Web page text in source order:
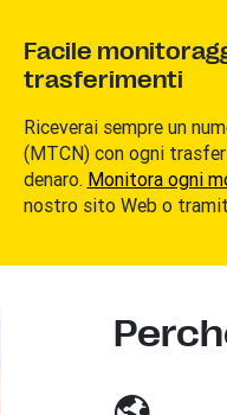
Facile
trasferimenti
Riceverai sempre un
(MTCN) con ogni
denaro. Monitora ogni
nostro sito Web o